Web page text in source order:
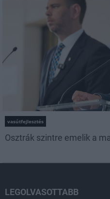
vasútfejlesztés
Osztrák szintre emelik a
LEGOLVASOTTABB